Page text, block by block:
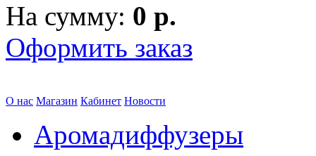
На сумму: 0 р.
Оформить заказ
О нас Магазин Кабинет Новости
Аромадиффузеры